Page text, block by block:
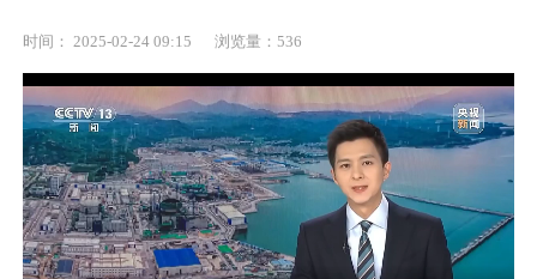
时间： 2025-02-24 09:15 浏览量：536